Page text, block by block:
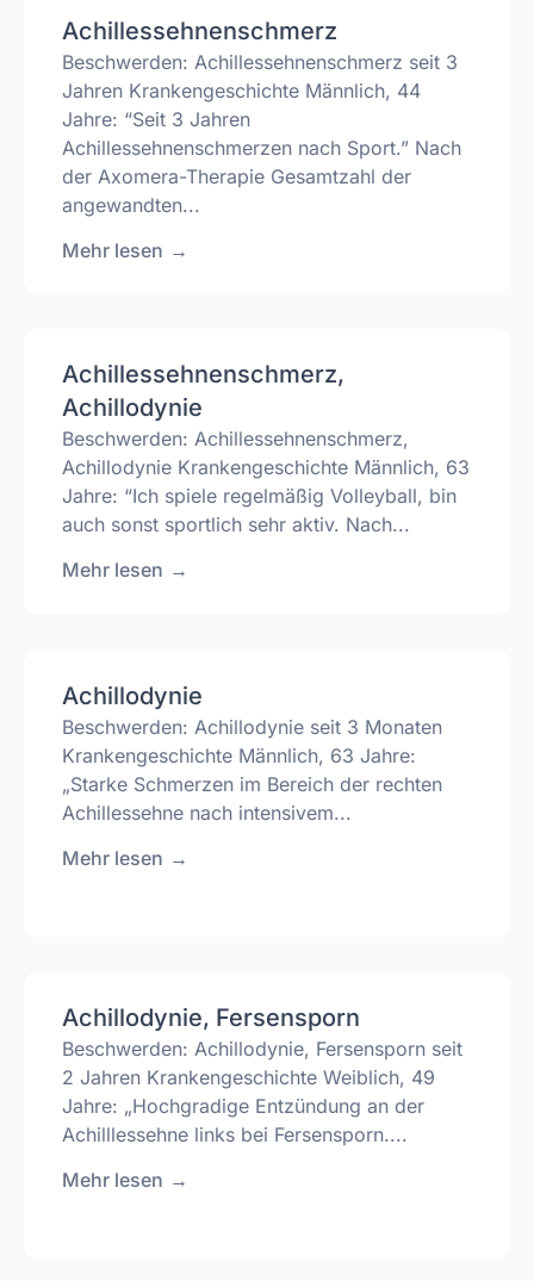
Achillessehnenschmerz
Beschwerden: Achillessehnenschmerz seit 3
Jahren Krankengeschichte Männlich, 44
Jahre: “Seit 3 Jahren
Achillessehnenschmerzen nach Sport.” Nach
der Axomera-Therapie Gesamtzahl der
angewandten...
Mehr lesen →
Achillessehnenschmerz,
Achillodynie
Beschwerden: Achillessehnenschmerz,
Achillodynie Krankengeschichte Männlich, 63
Jahre: “Ich spiele regelmäßig Volleyball, bin
auch sonst sportlich sehr aktiv. Nach...
Mehr lesen →
Achillodynie
Beschwerden: Achillodynie seit 3 Monaten
Krankengeschichte Männlich, 63 Jahre:
„Starke Schmerzen im Bereich der rechten
Achillessehne nach intensivem...
Mehr lesen →
Achillodynie, Fersensporn
Beschwerden: Achillodynie, Fersensporn seit
2 Jahren Krankengeschichte Weiblich, 49
Jahre: „Hochgradige Entzündung an der
Achilllessehne links bei Fersensporn....
Mehr lesen →